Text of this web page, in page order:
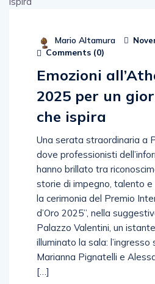
Mario Altamura
Comments (0)
Emozioni
2025 per un
che ispira
Una serata straordinaria a
dove professionisti
hanno brillato tra
storie di impegno, talento
la cerimonia del Premio
d’Oro 2025”, nella
Palazzo Valentini, un
illuminato la sala: l’ingresso
Marianna Pignatelli e
[…]